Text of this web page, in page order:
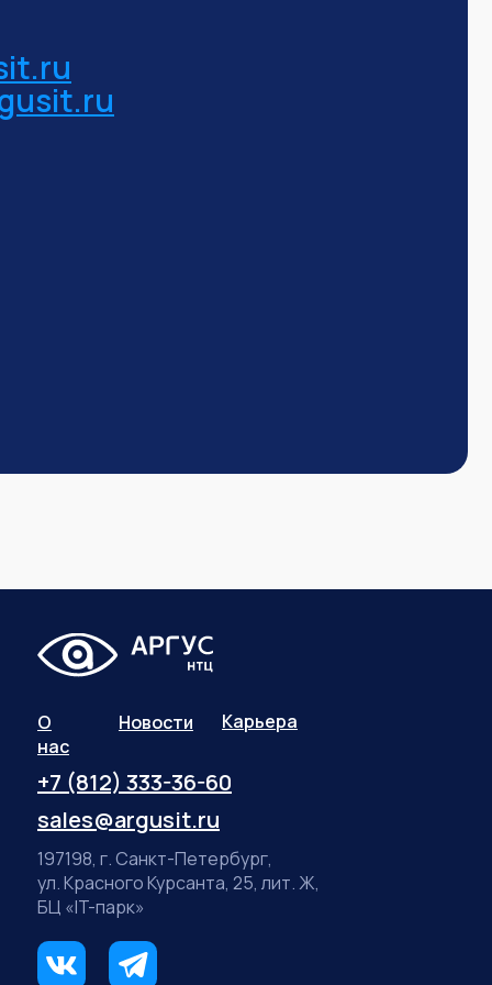
О
нас
+7 (812) 333-36-60
sales@argusit.ru
Новости Карьера
197198, г. Санкт-Петербург,
ул. Красного Курсанта, 25, лит. Ж,
БЦ «IT-парк»